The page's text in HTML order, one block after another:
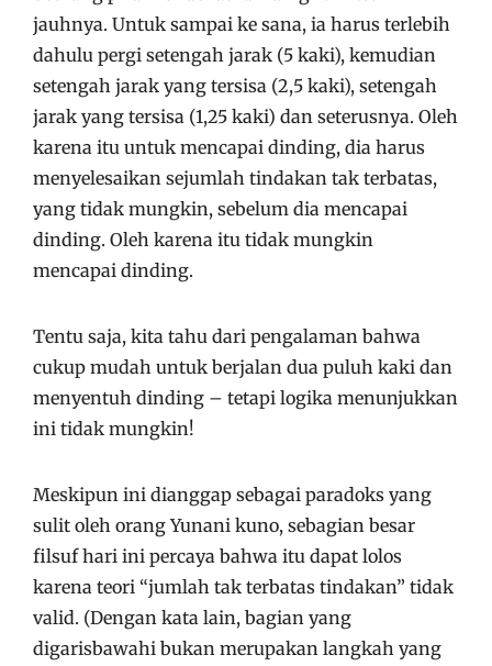
jauhnya. Untuk sampai ke sana, ia harus terlebih
dahulu pergi setengah jarak (5 kaki), kemudian
setengah jarak yang tersisa (2,5 kaki), setengah
jarak yang tersisa (1,25 kaki) dan seterusnya. Oleh
karena itu untuk mencapai dinding, dia harus
menyelesaikan sejumlah tindakan tak terbatas,
yang tidak mungkin, sebelum dia mencapai
dinding. Oleh karena itu tidak mungkin
mencapai dinding.
Tentu saja, kita tahu dari pengalaman bahwa
cukup mudah untuk berjalan dua puluh kaki dan
menyentuh dinding – tetapi logika menunjukkan
ini tidak mungkin!
Meskipun ini dianggap sebagai paradoks yang
sulit oleh orang Yunani kuno, sebagian besar
filsuf hari ini percaya bahwa itu dapat lolos
karena teori “jumlah tak terbatas tindakan” tidak
valid. (Dengan kata lain, bagian yang
digarisbawahi bukan merupakan langkah yang